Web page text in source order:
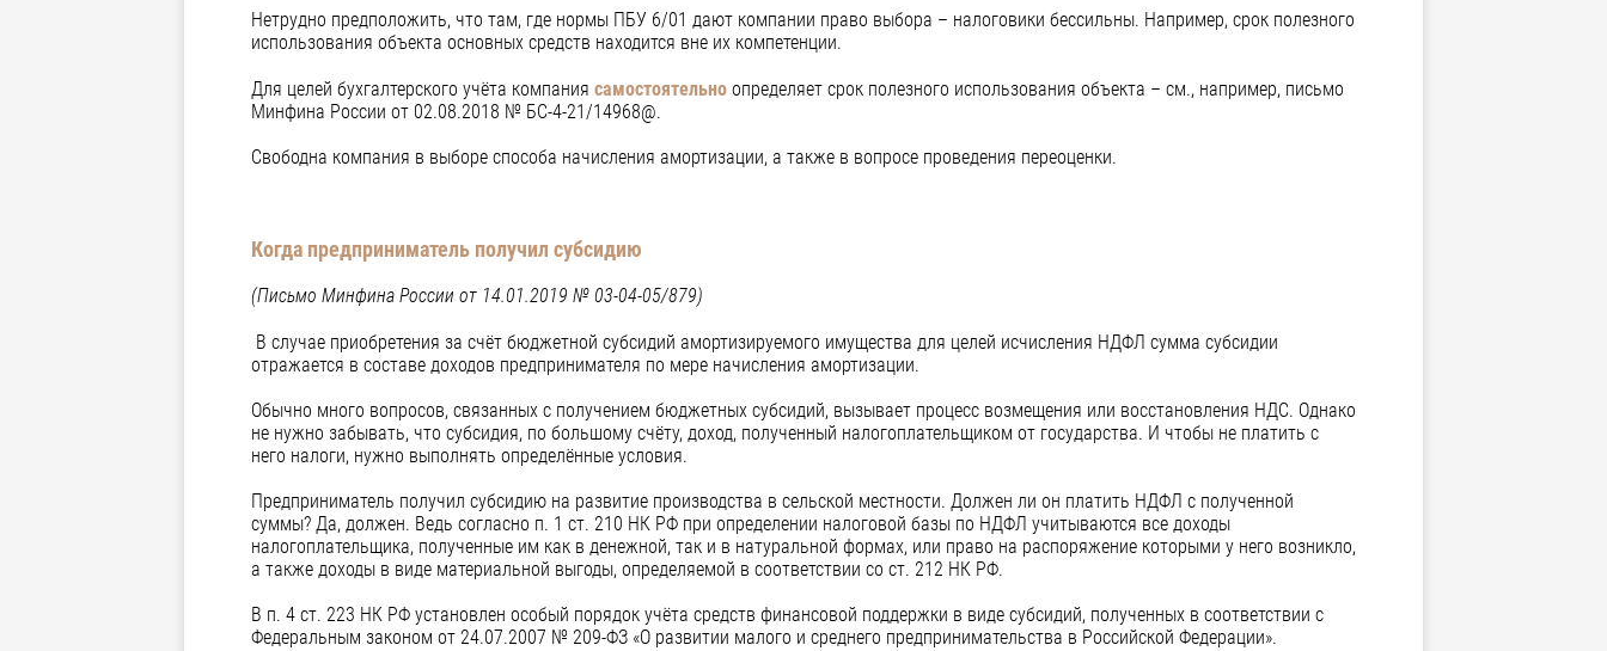
Нетрудно предположить, что там, где нормы ПБУ 6/01 дают компании право выбора – налоговики бессильны. Например, срок полезного
использования объекта основных средств находится вне их компетенции.
Для целей бухгалтерского учёта компания самостоятельно определяет срок полезного использования объекта – см., например, письмо
Минфина России от 02.08.2018 № БС-4-21/14968@.
Свободна компания в выборе способа начисления амортизации, а также в вопросе проведения переоценки.
Когда предприниматель получил субсидию
(Письмо Минфина России от 14.01.2019 № 03-04-05/879)
В случае приобретения за счёт бюджетной субсидий амортизируемого имущества для целей исчисления НДФЛ сумма субсидии
отражается в составе доходов предпринимателя по мере начисления амортизации.
Обычно много вопросов, связанных с получением бюджетных субсидий, вызывает процесс возмещения или восстановления НДС. Однако
не нужно забывать, что субсидия, по большому счёту, доход, полученный налогоплательщиком от государства. И чтобы не платить с
него налоги, нужно выполнять определённые условия.
Предприниматель получил субсидию на развитие производства в сельской местности. Должен ли он платить НДФЛ с полученной
суммы? Да, должен. Ведь согласно п. 1 ст. 210 НК РФ при определении налоговой базы по НДФЛ учитываются все доходы
налогоплательщика, полученные им как в денежной, так и в натуральной формах, или право на распоряжение которыми у него возникло,
а также доходы в виде материальной выгоды, определяемой в соответствии со ст. 212 НК РФ.
В п. 4 ст. 223 НК РФ установлен особый порядок учёта средств финансовой поддержки в виде субсидий, полученных в соответствии с
Федеральным законом от 24.07.2007 № 209-ФЗ «О развитии малого и среднего предпринимательства в Российской Федерации».